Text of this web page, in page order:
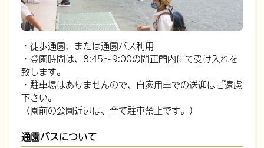
・徒歩通園、または通園バス利用
・登園時間は、8:45～9:00の間正門内にて受け入れを
致します。
・駐車場はありませんので、自家用車での送迎はご遠慮
下さい。
（園前の公園近辺は、全て駐車禁止です。）
通園バスについて